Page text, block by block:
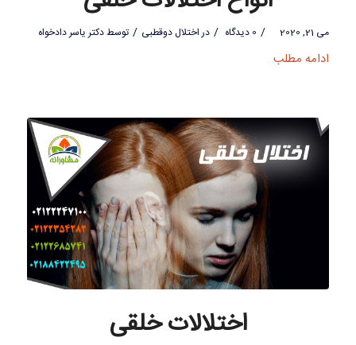
می 21, 2020 / 0 دیدگاه / در اختلال دوقطبی / توسطدکتر یاسر دادخواه
ادامه مطلب
اختلالات خلقی